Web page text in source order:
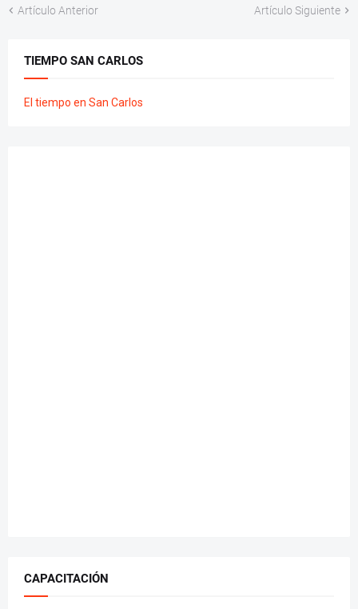
Artículo Anterior Artículo Siguiente
TIEMPO SAN CARLOS
El tiempo en San Carlos
CAPACITACIÓN